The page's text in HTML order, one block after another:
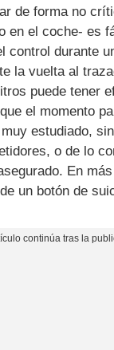
de forma no
en el coche- es
control durante
la vuelta al
puede tener
el momento
estudiado,
o de lo
En
un botón de